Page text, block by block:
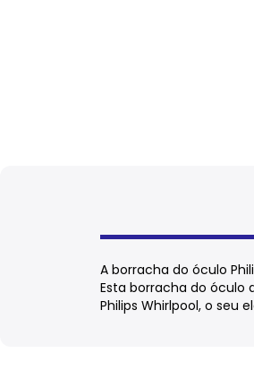
A borracha do óculo
Esta borracha do óculo
Philips Whirlpool, o seu